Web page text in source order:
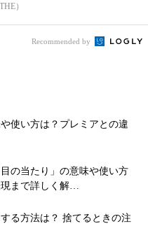
）
Recommended by
使い方は？プレミアとの違
の当たり」の意味や使い方
まで詳しく解…
る方法は？ 捨てるときの注